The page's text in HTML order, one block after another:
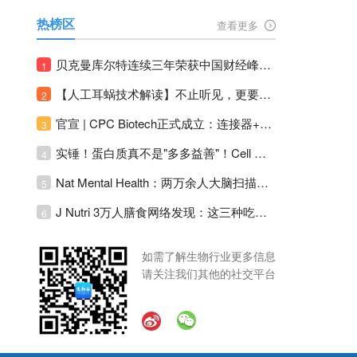
热榜区 查看更多
1 贝克曼库尔特连续三年荣获中国财经峰会三项大奖！
2 【人工耳蜗技术解读】不止听见，更要听见未来 ---- 智能耳蜗，开启人工耳蜗技术新纪元！
3 官宣 | CPC Biotech正式成立：连接器+泵+传感器，整合生物制药流体管理解决方案！
4 实锤！蛋白质真不是"多多益善"！Cell Press Blue：适度限蛋白，反而拉长健康寿命！
5 Nat Mental Health：两万余人大脑扫描刷新抑郁脑科学认知！抑郁不只是情绪病，视觉、运动脑区同步受损！
6 J Nutri 3万人膳食网络发现：这三种吃饭模式直接决定心血管风险与寿命长短！
如需了解生物行业更多信息
请关注我们其他的社交平台